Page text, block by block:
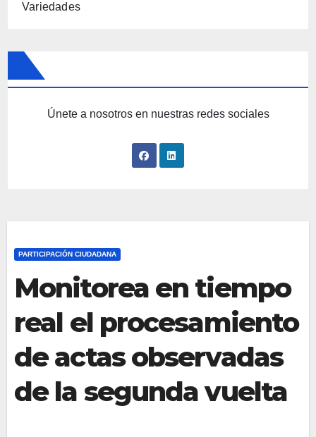
Variedades
Únete a nosotros en nuestras redes sociales
PARTICIPACIÓN CIUDADANA
Monitorea en tiempo
real el procesamiento
de actas observadas
de la segunda vuelta